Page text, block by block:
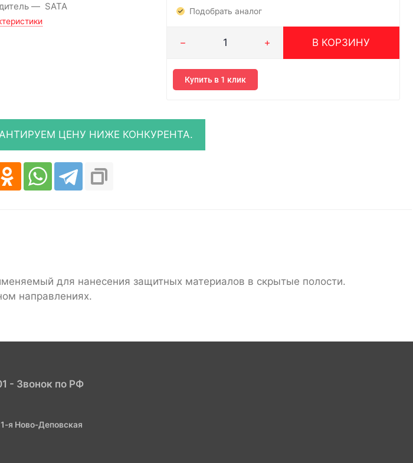
SATA Подобрать аналог
В КОРЗИНУ
Купить в 1 клик
для нанесения защитных материалов в скрытые полости.
направлениях.
- Звонок по РФ
я Ново-Деповская